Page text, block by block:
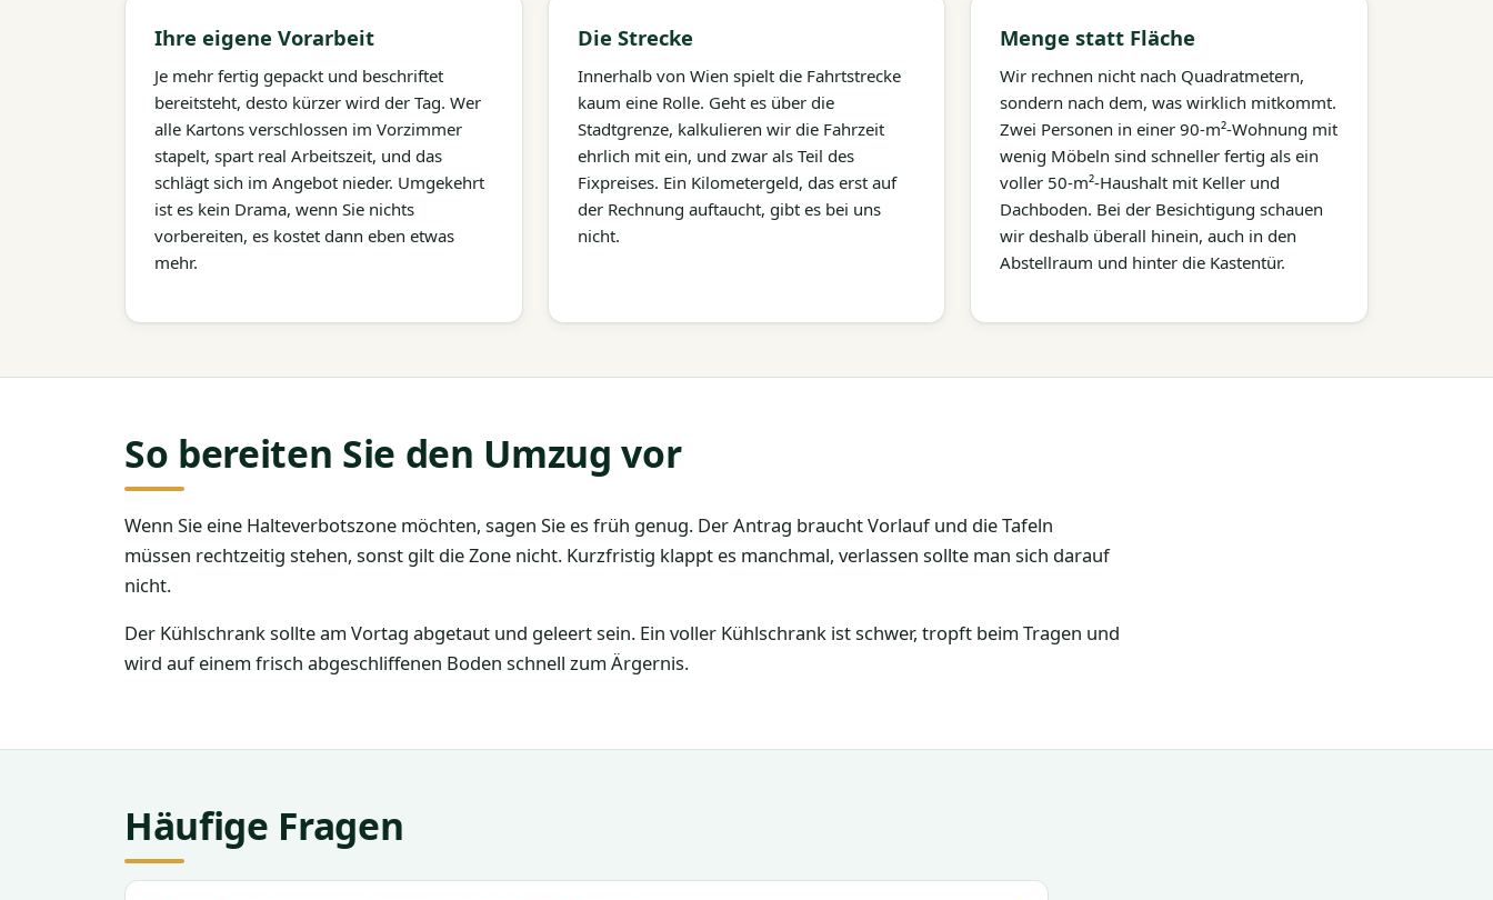
Ihre eigene Vorarbeit
Je mehr fertig gepackt und beschriftet
bereitsteht, desto kürzer wird der Tag. Wer
alle Kartons verschlossen im Vorzimmer
stapelt, spart real Arbeitszeit, und das
schlägt sich im Angebot nieder. Umgekehrt
ist es kein Drama, wenn Sie nichts
vorbereiten, es kostet dann eben etwas
mehr.
Die Strecke
Innerhalb von Wien spielt die Fahrtstrecke
kaum eine Rolle. Geht es über die
Stadtgrenze, kalkulieren wir die Fahrzeit
ehrlich mit ein, und zwar als Teil des
Fixpreises. Ein Kilometergeld, das erst auf
der Rechnung auftaucht, gibt es bei uns
nicht.
Menge statt Fläche
Wir rechnen nicht nach Quadratmetern,
sondern nach dem, was wirklich mitkommt.
Zwei Personen in einer 90-m²-Wohnung mit
wenig Möbeln sind schneller fertig als ein
voller 50-m²-Haushalt mit Keller und
Dachboden. Bei der Besichtigung schauen
wir deshalb überall hinein, auch in den
Abstellraum und hinter die Kastentür.
So bereiten Sie den Umzug vor
Wenn Sie eine Halteverbotszone möchten, sagen Sie es früh genug. Der Antrag braucht Vorlauf und die Tafeln
müssen rechtzeitig stehen, sonst gilt die Zone nicht. Kurzfristig klappt es manchmal, verlassen sollte man sich darauf
nicht.
Der Kühlschrank sollte am Vortag abgetaut und geleert sein. Ein voller Kühlschrank ist schwer, tropft beim Tragen und
wird auf einem frisch abgeschliffenen Boden schnell zum Ärgernis.
Häufige Fragen